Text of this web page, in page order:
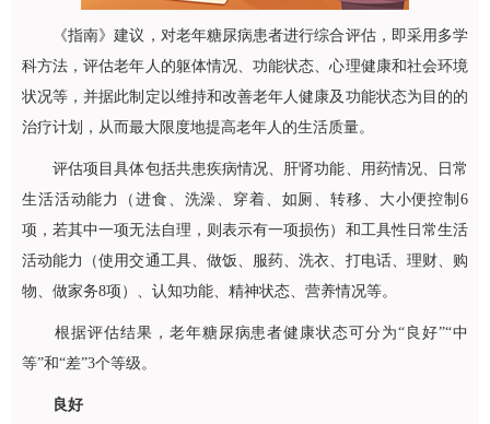
《指南》建议，对老年糖尿病患者进行综合评估，即采用多学
科方法，评估老年人的躯体情况、功能状态、心理健康和社会环境
状况等，并据此制定以维持和改善老年人健康及功能状态为目的的
治疗计划，从而最大限度地提高老年人的生活质量。
评估项目具体包括共患疾病情况、肝肾功能、用药情况、日常
生活活动能力（进食、洗澡、穿着、如厕、转移、大小便控制6
项，若其中一项无法自理，则表示有一项损伤）和工具性日常生活
活动能力（使用交通工具、做饭、服药、洗衣、打电话、理财、购
物、做家务8项）、认知功能、精神状态、营养情况等。
根据评估结果，老年糖尿病患者健康状态可分为“良好”“中
等”和“差”3个等级。
良好